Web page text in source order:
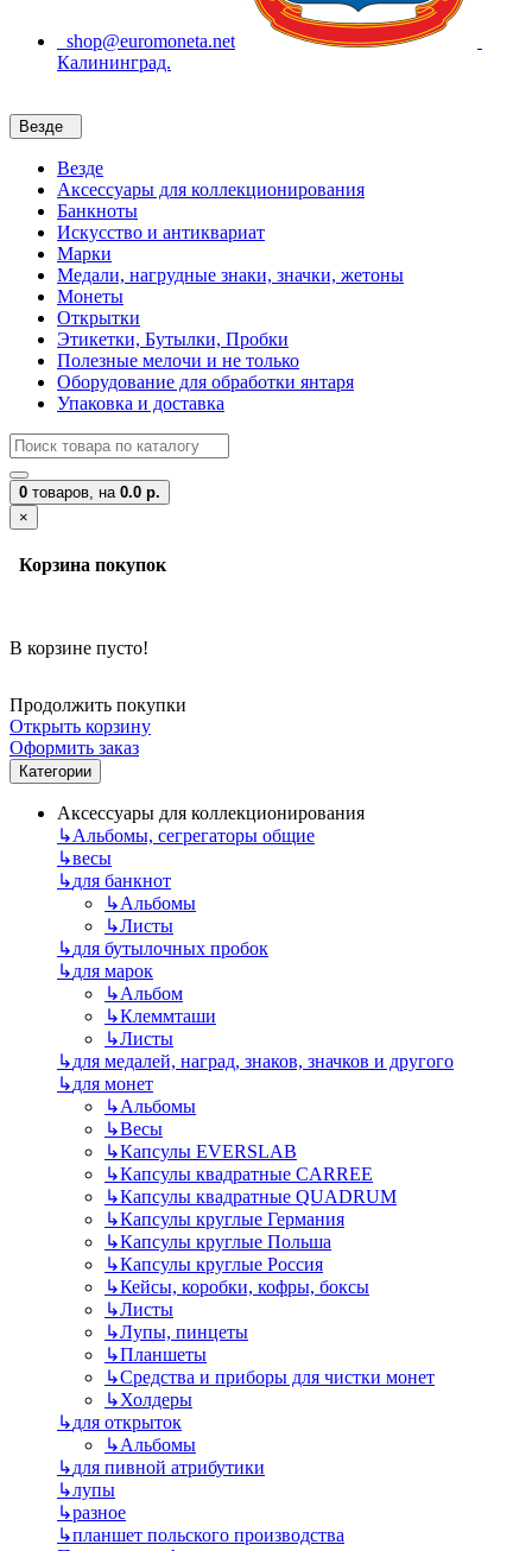
shop@euromoneta.net
Калининград.
Везде
Везде
Аксессуары для коллекционирования
Банкноты
Искусство и антиквариат
Марки
Медали, нагрудные знаки, значки, жетоны
Монеты
Открытки
Этикетки, Бутылки, Пробки
Полезные мелочи и не только
Оборудование для обработки янтаря
Упаковка и доставка
0 товаров, на 0.0 р.
×
Корзина покупок
В корзине пусто!
Продолжить покупки
Открыть корзину
Оформить заказ
Категории
Аксессуары для коллекционирования
↳Альбомы, сегрегаторы общие
↳весы
↳для банкнот
↳Альбомы
↳Листы
↳для бутылочных пробок
↳для марок
↳Альбом
↳Клеммташи
↳Листы
↳для медалей, наград, знаков, значков и другого
↳для монет
↳Альбомы
↳Весы
↳Капсулы EVERSLAB
↳Капсулы квадратные CARREE
↳Капсулы квадратные QUADRUM
↳Капсулы круглые Германия
↳Капсулы круглые Польша
↳Капсулы круглые Россия
↳Кейсы, коробки, кофры, боксы
↳Листы
↳Лупы, пинцеты
↳Планшеты
↳Средства и приборы для чистки монет
↳Холдеры
↳для открыток
↳Альбомы
↳для пивной атрибутики
↳лупы
↳разное
↳планшет польского производства